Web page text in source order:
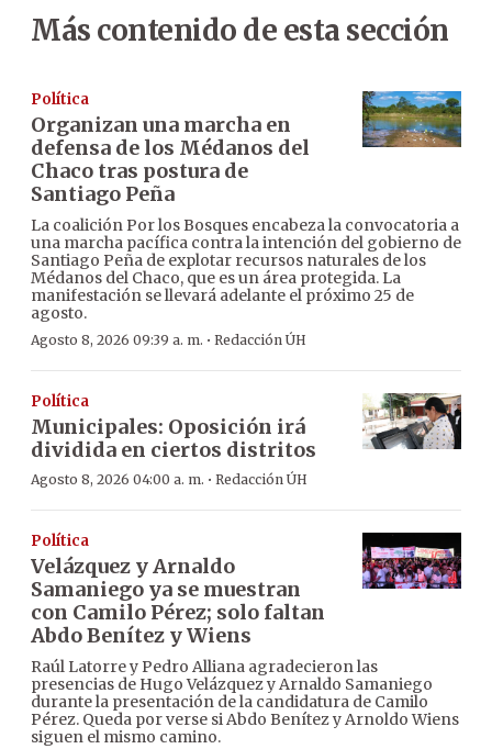
Más contenido de esta sección
Política
Organizan una marcha en
defensa de los Médanos del
Chaco tras postura de
Santiago Peña
La coalición Por los Bosques encabeza la convocatoria a
una marcha pacífica contra la intención del gobierno de
Santiago Peña de explotar recursos naturales de los
Médanos del Chaco, que es un área protegida. La
manifestación se llevará adelante el próximo 25 de
agosto.
Agosto 8, 2026 09:39 a. m. · Redacción ÚH
Política
Municipales: Oposición irá
dividida en ciertos distritos
Agosto 8, 2026 04:00 a. m. · Redacción ÚH
Política
Velázquez y Arnaldo
Samaniego ya se muestran
con Camilo Pérez; solo faltan
Abdo Benítez y Wiens
Raúl Latorre y Pedro Alliana agradecieron las
presencias de Hugo Velázquez y Arnaldo Samaniego
durante la presentación de la candidatura de Camilo
Pérez. Queda por verse si Abdo Benítez y Arnoldo Wiens
siguen el mismo camino.